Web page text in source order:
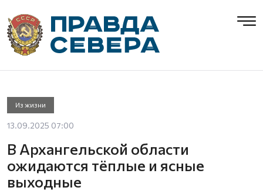
Из жизни
13.09.2025 07:00
В Архангельской области
ожидаются тёплые и ясные
выходные